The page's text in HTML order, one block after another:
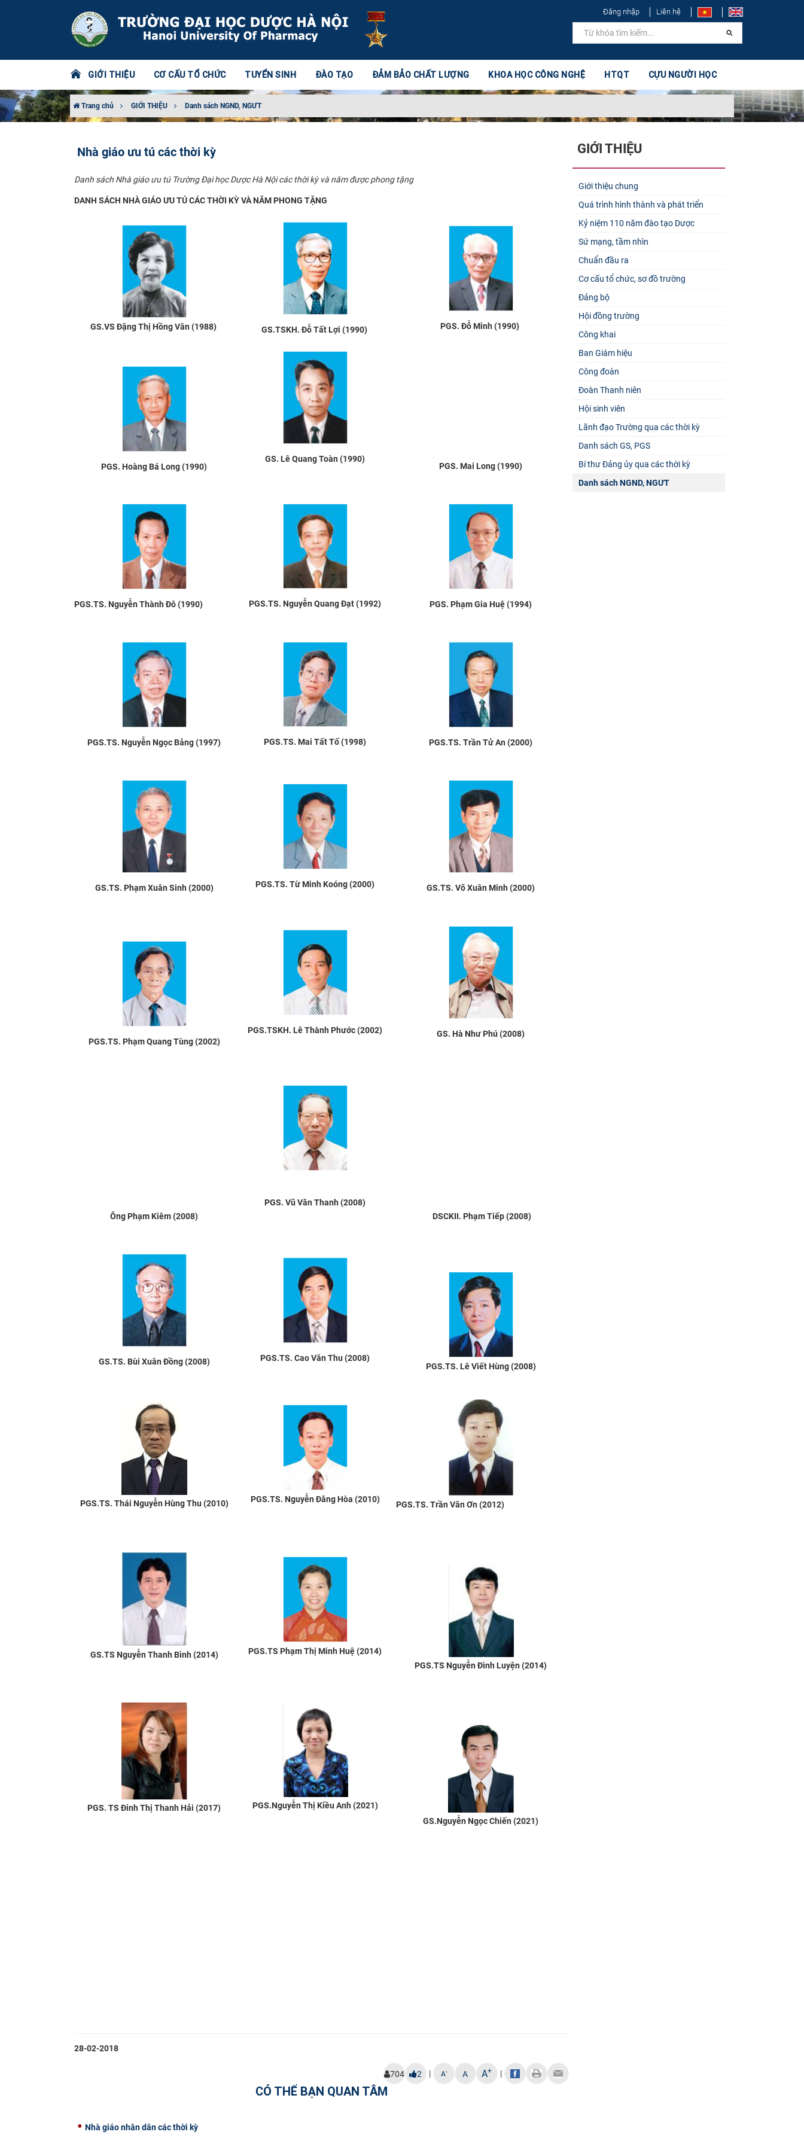
Đăng nhập Liên hệ
GIỚI THIỆU CƠ CẤU TỔ CHỨC TUYỂN SINH ĐÀO TẠO ĐẢM BẢO CHẤT LƯỢNG KHOA HỌC CÔNG NGHỆ HTQT CỰU NGƯỜI HỌC
Trang chủ GIỚI THIỆU Danh sách NGND, NGƯT
Nhà giáo ưu tú các thời kỳ
Danh sách Nhà giáo ưu tú Trường Đại học Dược Hà Nội các thời kỳ và năm được phong tặng​​
DANH SÁCH NHÀ GIÁO ƯU TÚ CÁC THỜI KỲ VÀ NĂM PHONG TẶNG
GS.VS Đặng Thị Hồng Vân (1988) GS.TSKH. Đỗ Tất Lợi (1990) PGS. Đỗ Minh (1990)
PGS. Hoàng Bá Long (1990)
GS. Lê Quang Toàn (1990)
PGS. Mai Long (1990)
PGS.TS. Nguyễn Thành Đô (1990) PGS.TS. Nguyễn Quang Đạt (1992) PGS. Phạm Gia Huệ (1994)
PGS.TS. Nguyễn Ngọc Bảng (1997) PGS.TS. Mai Tất Tố (1998) PGS.TS. Trần Tử An (2000)
GS.TS. Phạm Xuân Sinh (2000) PGS.TS. Từ Minh Koóng (2000) GS.TS. Võ Xuân Minh (2000)
PGS.TS. Phạm Quang Tùng (2002)
PGS.TSKH. Lê Thành Phước (2002) GS. Hà Như Phú (2008)
Ông Phạm Kiêm (2008)
PGS. Vũ Văn Thanh (2008)
DSCKII. Phạm Tiếp (2008)
GS.TS. Bùi Xuân Đồng (2008)
PGS.TS. Cao Văn Thu (2008)
PGS.TS. Lê Viết Hùng (2008)
PGS.TS. Thái Nguyễn Hùng Thu (2010) PGS.TS. Nguyễn Đăng Hòa (2010)
PGS.TS. Trần Văn Ơn (2012)
GS.TS Nguyễn Thanh Bình (2014)
PGS.TS Phạm Thị Minh Huệ (2014)
PGS.TS Nguyễn Đình Luyện (2014)
PGS. TS Đinh Thị Thanh Hải (2017)
PGS.Nguyễn Thị Kiều Anh (2021)
GS.Nguyễn Ngọc Chiến (2021)
28-02-2018
704 2 | A- A A+ |
CÓ THỂ BẠN QUAN TÂM
Nhà giáo nhân dân các thời kỳ
GIỚI THIỆU
Giới thiệu chung
Quá trình hình thành và phát triển
Kỷ niệm 110 năm đào tạo Dược
Sứ mạng, tầm nhìn
Chuẩn đầu ra
Cơ cấu tổ chức, sơ đồ trường
Đảng bộ
Hội đồng trường
Công khai
Ban Giám hiệu
Công đoàn
Đoàn Thanh niên
Hội sinh viên
Lãnh đạo Trường qua các thời kỳ
Danh sách GS, PGS
Bí thư Đảng ủy qua các thời kỳ
Danh sách NGND, NGƯT